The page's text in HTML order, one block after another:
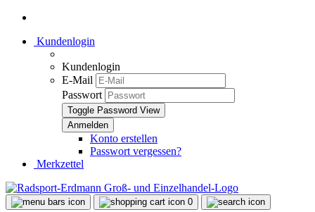
Kundenlogin
Kundenlogin
E-Mail
Passwort
Toggle Password View
Konto erstellen
Passwort vergessen?
Merkzettel
0